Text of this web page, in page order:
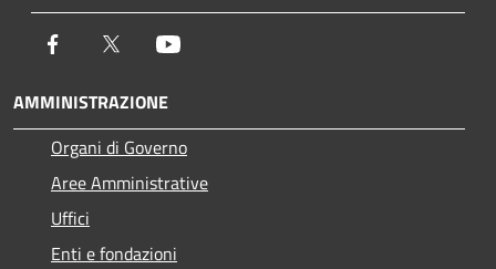
Facebook Twitter
AMMINISTRAZIONE
Organi di Governo
Aree Amministrative
Uffici
Enti e fondazioni